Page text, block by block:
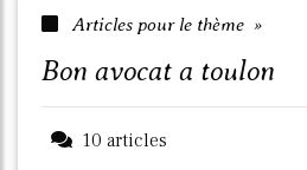
Articles pour le thème »
bon avocat a toulon
10 articles